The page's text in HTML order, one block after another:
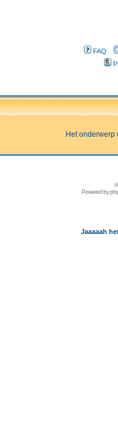
FAQ
Het onderwerp
Powered by
Jaaaaah